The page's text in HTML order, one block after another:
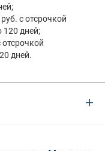
с отсрочкой
120 дней;
отсрочкой
дней.